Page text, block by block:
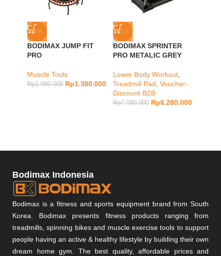
-30%
BODIMAX JUMP FIT
PRO
Muscle Tools
Rp1.980.000 Rp1.380.000
-21%
BODIMAX SPRINTER
PRO METALIC GREY
Lower Body Workout
Treadmill Pad Voucher-
Discount-B2B
Rp7.980.000 Rp6.280.000
Bodimax Indonesia
Bodimax is a fitness and sports equipment brand from South
Korea. Bodimax presents fitness products ranging from
treadmills, spinning bikes and muscle exercise tools to support
people having an active & healthy lifestyle by building their own
dream home gym. The best quality, affordable prices and